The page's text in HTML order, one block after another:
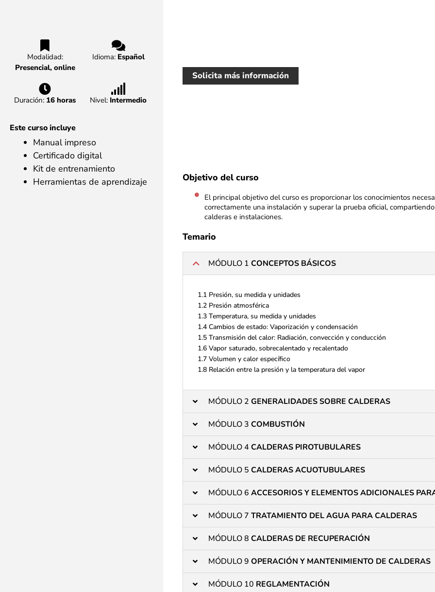
Modalidad:
Presencial, online
Idioma: Español
Duración: 16 horas Nivel: Intermedio
Este curso incluye
Manual impreso
Certificado digital
Kit de entrenamiento
Herramientas de aprendizaje
Solicita más información
Objetivo del curso
El principal objetivo del curso es proporcionar los conocimientos
correctamente una instalación y superar la prueba oficial,
calderas e instalaciones.
Temario
MÓDULO 1 CONCEPTOS BÁSICOS
1.1 Presión, su medida y unidades
1.2 Presión atmosférica
1.3 Temperatura, su medida y unidades
1.4 Cambios de estado: Vaporización y condensación
1.5 Transmisión del calor: Radiación, convección y conducción
1.6 Vapor saturado, sobrecalentado y recalentado
1.7 Volumen y calor específico
1.8 Relación entre la presión y la temperatura del vapor
MÓDULO 2 GENERALIDADES SOBRE CALDERAS
MÓDULO 3 COMBUSTIÓN
MÓDULO 4 CALDERAS PIROTUBULARES
MÓDULO 5 CALDERAS ACUOTUBULARES
MÓDULO 6 ACCESORIOS Y ELEMENTOS ADICIONALES
MÓDULO 7 TRATAMIENTO DEL AGUA PARA CALDERAS
MÓDULO 8 CALDERAS DE RECUPERACIÓN
MÓDULO 9 OPERACIÓN Y MANTENIMIENTO DE CALDERAS
MÓDULO 10 REGLAMENTACIÓN